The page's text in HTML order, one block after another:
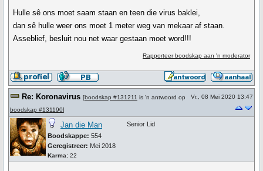
Hulle sê ons moet saam staan en teen die virus baklei,
dan sê hulle weer ons moet 1 meter weg van mekaar af staan.
Asseblief, besluit nou net waar gestaan moet word!!!
Rapporteer boodskap aan 'n moderator
Re: Koronavirus [boodskap #131211 is 'n antwoord op
boodskap #131190]
Vr., 08 Mei 2020 13:47
Jan die Man
Boodskappe: 554
Geregistreer: Mei 2018
Karma: 22
Senior Lid